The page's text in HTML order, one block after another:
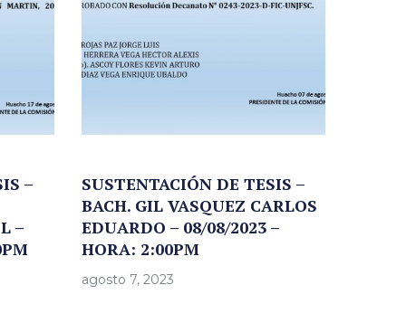
–
–
SUSTENTACIÓN DE TESIS –
BACH. GIL VASQUEZ CARLOS
EDUARDO – 08/08/2023 –
HORA: 2:00PM
agosto 7, 2023